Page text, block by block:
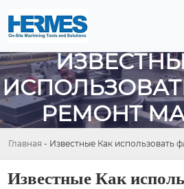
РЕМОНТ
Главная - Известные Как использовать
Известные Как